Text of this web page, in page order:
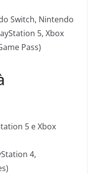
Switch, Nintendo
5, Xbox
Pass)
5 e Xbox
4,